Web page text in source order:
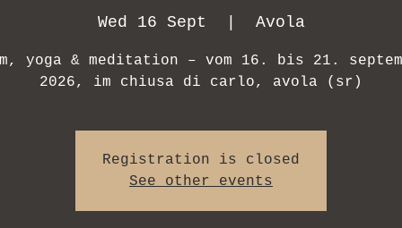
Wed 16 Sept Avola
yoga & meditation – vom 16. bis 21.
2026, im chiusa di carlo, avola (sr)
Registration is closed
See other events